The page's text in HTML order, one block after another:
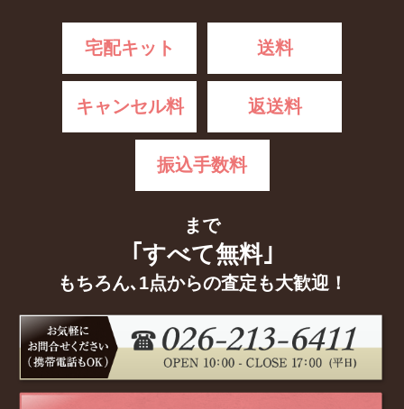
宅配キット 送料
キャンセル料 返送料
振込手数料
まで
｢すべて無料｣
もちろん､1点からの査定も大歓迎！